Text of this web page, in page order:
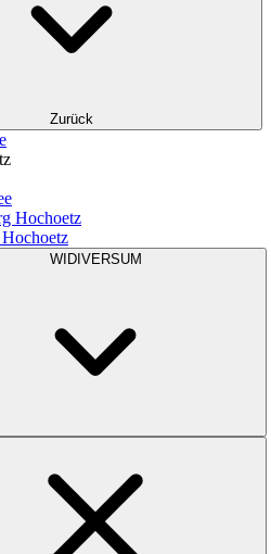
Zurück
Hochoetz
WIDIVERSUM